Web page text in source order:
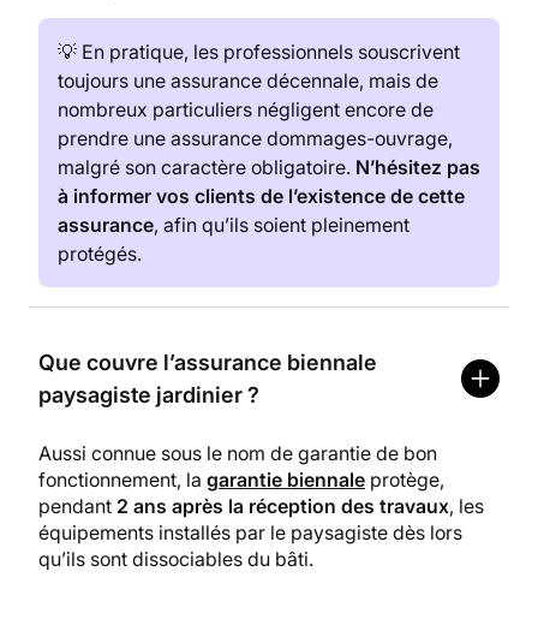
💡 En pratique, les professionnels souscrivent
toujours une assurance décennale, mais de
nombreux particuliers négligent encore de
prendre une assurance dommages-ouvrage,
malgré son caractère obligatoire. N’hésitez pas
à informer vos clients de l’existence de cette
assurance, afin qu’ils soient pleinement
protégés.
Que couvre l’assurance biennale
paysagiste jardinier ?
Aussi connue sous le nom de garantie de bon
fonctionnement, la garantie biennale protège,
pendant 2 ans après la réception des travaux, les
équipements installés par le paysagiste dès lors
qu’ils sont dissociables du bâti.